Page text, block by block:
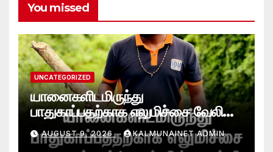
You missed
UNCATEGORIZED
யானைகளிடமிருந்து
பாதுகாப்பதற்காக எலுமிச்சை வேலி
அமைத்தல்’ ஆய்வில் வெற்றி
என்கிறார் வினோஜ்குமார்
AUGUST 9, 2026 KALMUNAINET ADMIN